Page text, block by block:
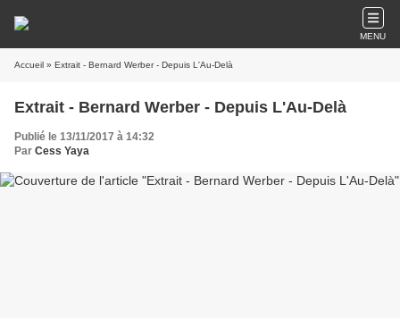
MENU
Accueil » Extrait - Bernard Werber - Depuis L'Au-Delà
Extrait - Bernard Werber - Depuis L'Au-Delà
Publié le 13/11/2017 à 14:32
Par Cess Yaya